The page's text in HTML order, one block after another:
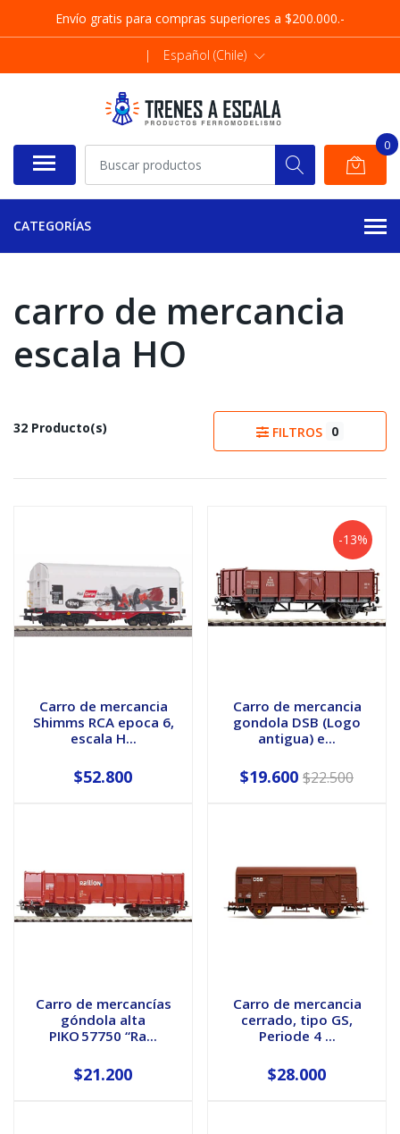
Envío gratis para compras superiores a $200.000.-
| Español (Chile)
0
CATEGORÍAS
carro de mercancia
escala HO
32 Producto(s) FILTROS 0
Carro de mercancia
Shimms RCA epoca 6,
escala H...
$52.800
-13%
Carro de mercancia
gondola DSB (Logo
antigua) e...
$19.600 $22.500
Carro de mercancías
góndola alta
PIKO 57750 “Ra...
$21.200
Carro de mercancia
cerrado, tipo GS,
Periode 4 ...
$28.000